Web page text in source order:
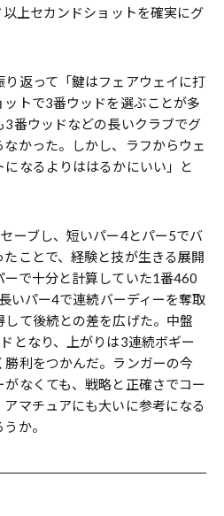
上セカンドショットを確実にグ
返って「鍵はフェアウェイに打
トで3番ウッドを選ぶことが多
3番ウッドなどの長いクラブでグ
かった。しかし、ラフからウェ
なるよりははるかにいい」と
ーブし、短いパー4とパー5でバ
ことで、経験と技が生きる展開
ーで十分と計算していた1番460
いパー4で連続バーディーを奪取
して後続との差を広げた。中盤
となり、上がりは3連続ボギー
勝利をつかんだ。ランガーの今
なくても、戦略と正確さでコー
マチュアにも大いに参考になる
か。